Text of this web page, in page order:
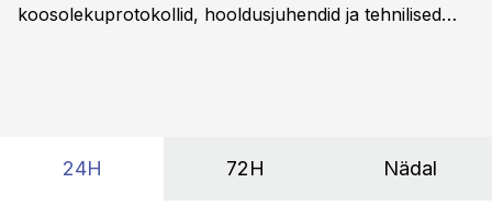
koosolekuprotokollid, hooldusjuhendid ja tehnilised
24H 72H Nädal